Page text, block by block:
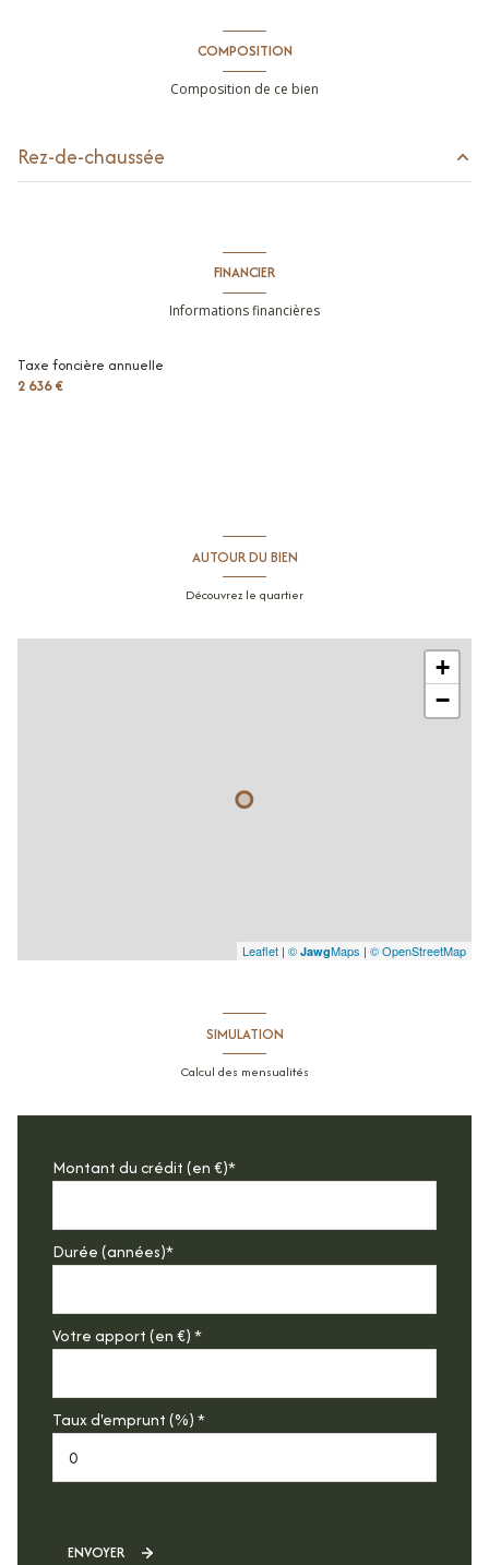
COMPOSITION
Composition de ce bien
Rez-de-chaussée
terrain
FINANCIER
Informations financières
Taxe foncière annuelle
2 636 €
AUTOUR DU BIEN
Découvrez le quartier
+
−
Leaflet | © JawgMaps | © OpenStreetMap
SIMULATION
Calcul des mensualités
Montant du crédit (en €)*
Durée (années)*
Votre apport (en €) *
Taux d'emprunt (%) *
ENVOYER